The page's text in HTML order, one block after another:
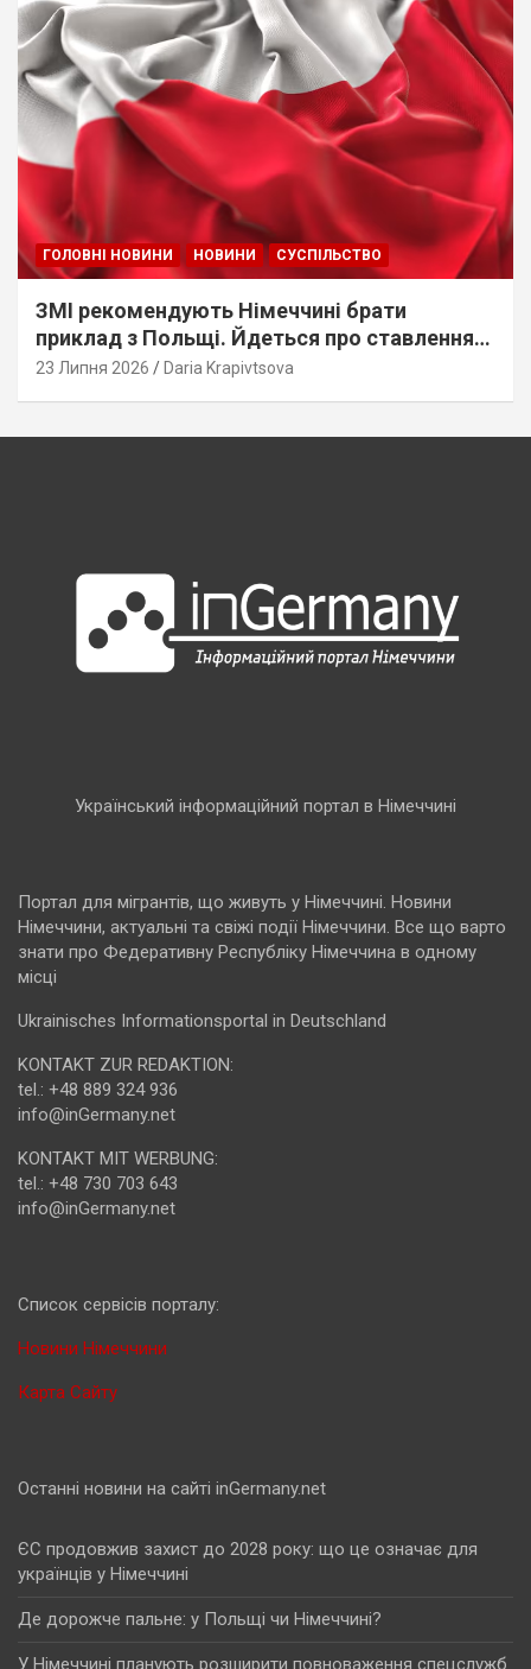
ГОЛОВНІ НОВИНИ НОВИНИ СУСПІЛЬСТВО
ЗМІ рекомендують Німеччині брати
приклад з Польщі. Йдеться про ставлення
до українців
23 Липня 2026 Daria Krapivtsova
Український інформаційний портал в Німеччині
Портал для мігрантів, що живуть у Німеччині. Новини
Німеччини, актуальні та свіжі події Німеччини. Все що варто
знати про Федеративну Республіку Німеччина в одному
місці
Ukrainisches Informationsportal in Deutschland
KONTAKT ZUR REDAKTION:
tel.: +48 889 324 936
info@inGermany.net
KONTAKT MIT WERBUNG:
tel.: +48 730 703 643
info@inGermany.net
Cписок сервісів порталу:
Новини Німеччини
Карта Сайту
Останні новини на сайті inGermany.net
ЄС продовжив захист до 2028 року: що це означає для
українців у Німеччині
Де дорожче пальне: у Польщі чи Німеччині?
У Німеччині планують розширити повноваження спецслужб